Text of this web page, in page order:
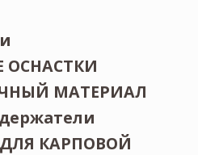
ОСНАСТКИ
МАТЕРИАЛ
КАРПОВОЙ